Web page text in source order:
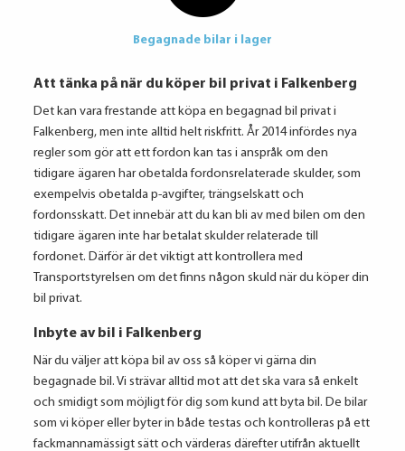
Begagnade bilar i lager
Att tänka på när du köper bil privat i Falkenberg
Det kan vara frestande att köpa en begagnad bil privat i
Falkenberg, men inte alltid helt riskfritt. År 2014 infördes nya
regler som gör att ett fordon kan tas i anspråk om den
tidigare ägaren har obetalda fordonsrelaterade skulder, som
exempelvis obetalda p-avgifter, trängselskatt och
fordonsskatt. Det innebär att du kan bli av med bilen om den
tidigare ägaren inte har betalat skulder relaterade till
fordonet. Därför är det viktigt att kontrollera med
Transportstyrelsen om det finns någon skuld när du köper din
bil privat.
Inbyte av bil i Falkenberg
När du väljer att köpa bil av oss så köper vi gärna din
begagnade bil. Vi strävar alltid mot att det ska vara så enkelt
och smidigt som möjligt för dig som kund att byta bil. De bilar
som vi köper eller byter in både testas och kontrolleras på ett
fackmannamässigt sätt och värderas därefter utifrån aktuellt